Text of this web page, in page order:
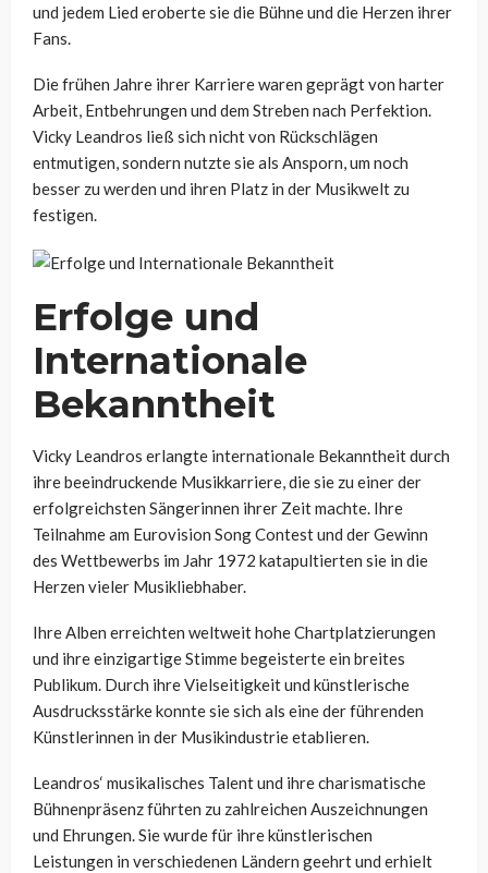
und jedem Lied eroberte sie die Bühne und die Herzen ihrer
Fans.
Die frühen Jahre ihrer Karriere waren geprägt von harter
Arbeit, Entbehrungen und dem Streben nach Perfektion.
Vicky Leandros ließ sich nicht von Rückschlägen
entmutigen, sondern nutzte sie als Ansporn, um noch
besser zu werden und ihren Platz in der Musikwelt zu
festigen.
Erfolge und
Internationale
Bekanntheit
Vicky Leandros erlangte internationale Bekanntheit durch
ihre beeindruckende Musikkarriere, die sie zu einer der
erfolgreichsten Sängerinnen ihrer Zeit machte. Ihre
Teilnahme am Eurovision Song Contest und der Gewinn
des Wettbewerbs im Jahr 1972 katapultierten sie in die
Herzen vieler Musikliebhaber.
Ihre Alben erreichten weltweit hohe Chartplatzierungen
und ihre einzigartige Stimme begeisterte ein breites
Publikum. Durch ihre Vielseitigkeit und künstlerische
Ausdrucksstärke konnte sie sich als eine der führenden
Künstlerinnen in der Musikindustrie etablieren.
Leandros‘ musikalisches Talent und ihre charismatische
Bühnenpräsenz führten zu zahlreichen Auszeichnungen
und Ehrungen. Sie wurde für ihre künstlerischen
Leistungen in verschiedenen Ländern geehrt und erhielt